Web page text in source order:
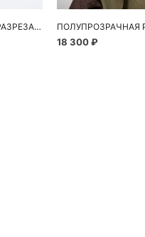
КАПРИ С БОКОВЫМИ РАЗРЕЗАМИ
18 300 ₽